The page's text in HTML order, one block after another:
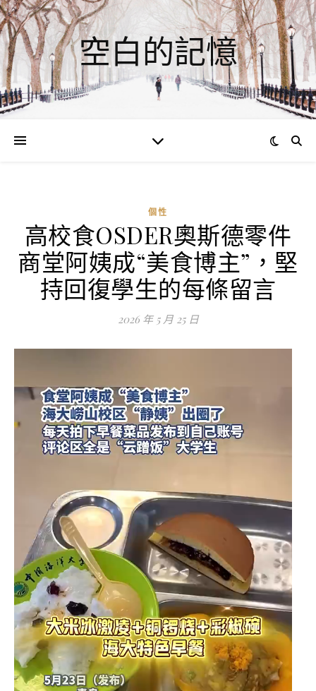
空白的記憶
個性
高校食OSDER奧斯德零件
商堂阿姨成“美食博主”，堅
持回復學生的每條留言
2026 年 5 月 25 日